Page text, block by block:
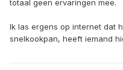
totaal geen ervaringen mee.
Ik las ergens op internet dat
snelkookpan, heeft iemand